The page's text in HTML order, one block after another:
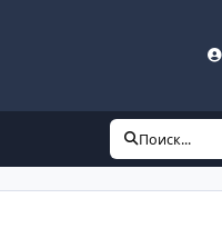
Поиск...